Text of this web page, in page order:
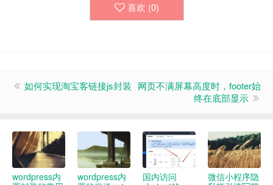
喜欢 (0)
如何实现淘宝客链接js封装 网页不满屏幕高度时，footer始
终在底部显示
wordpress内
wordpress内
国内访问
微信小程序隐